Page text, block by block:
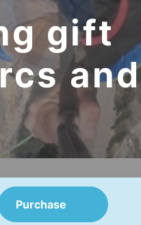
gift
and
Purchase